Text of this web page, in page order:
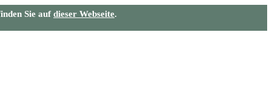
Sie auf dieser Webseite.